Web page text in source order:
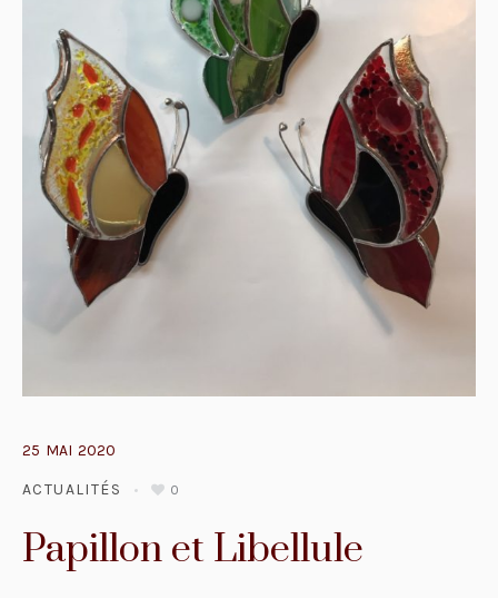
25 MAI 2020
ACTUALITÉS 0
Papillon et Libellule